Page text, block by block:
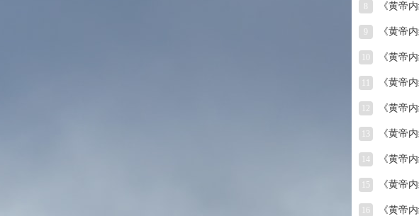
《黄帝内
9 《黄帝内
《黄帝内
《黄帝内
12 《黄帝内
13 《黄帝内
14 《黄帝内
15 《黄帝内
16 《黄帝内